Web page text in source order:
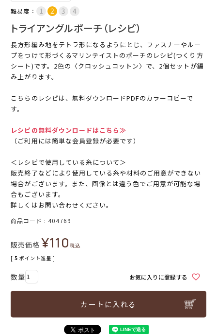
難易度：
トライアングルポーチ（レシピ）
長方形編み地をテトラ形になるようにとじ、ファスナーやルー
プをつけて形づくるマリンテイストのポーチのレシピ(つくり方
シート)です。2色の〈クロッシュコットン〉で、2個セットが編
み上がります。
こちらのレシピは、無料ダウンロードPDFのカラーコピーで
す。
レシピの無料ダウンロードはこちら≫
（ご利用には簡単な会員登録が必要です）
＜レシピで使用している糸について＞
販売終了などにより使用している糸や材料のご用意ができない
場合がございます。また、画像とは違う色でご用意が可能な場
合もございます。
詳しくはお問い合わせください。
商品コード 404769
販売価格 ¥110税込
[ 5 ポイント進呈 ]
お気に入りに登録する
カートに入れる